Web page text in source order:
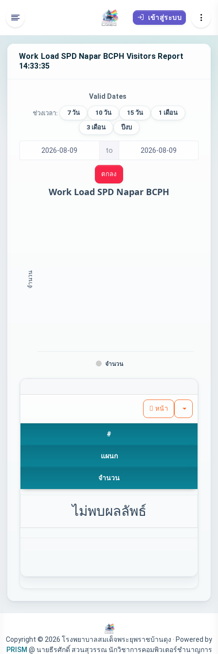
เข้าสู่ระบบ
Work Load SPD Napar BCPH Visitors Report
14:33:35
Valid Dates
ช่วงเวลา: 7 วัน 10 วัน 15 วัน
1 เดือน
3 เดือน
ปีงบ
to
ตกลง
จำนวน
Work Load SPD Napar BCPH
จำนวน
หน้า
#
แผนก
จำนวน
ไม่พบผลลัพธ์
Copyright © 2026 โรงพยาบาลสมเด็จพระยุพราชบ้านดุง · Powered by
PRISM @ นายธีรศักดิ์ สวนสุวรรณ นักวิชาการคอมพิวเตอร์ชำนาญการ